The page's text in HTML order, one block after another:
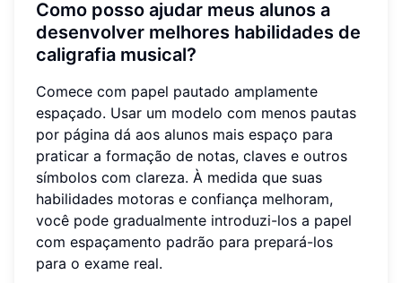
Como posso ajudar meus alunos a
desenvolver melhores habilidades de
caligrafia musical?
Comece com papel pautado amplamente
espaçado. Usar um modelo com menos pautas
por página dá aos alunos mais espaço para
praticar a formação de notas, claves e outros
símbolos com clareza. À medida que suas
habilidades motoras e confiança melhoram,
você pode gradualmente introduzi-los a papel
com espaçamento padrão para prepará-los
para o exame real.